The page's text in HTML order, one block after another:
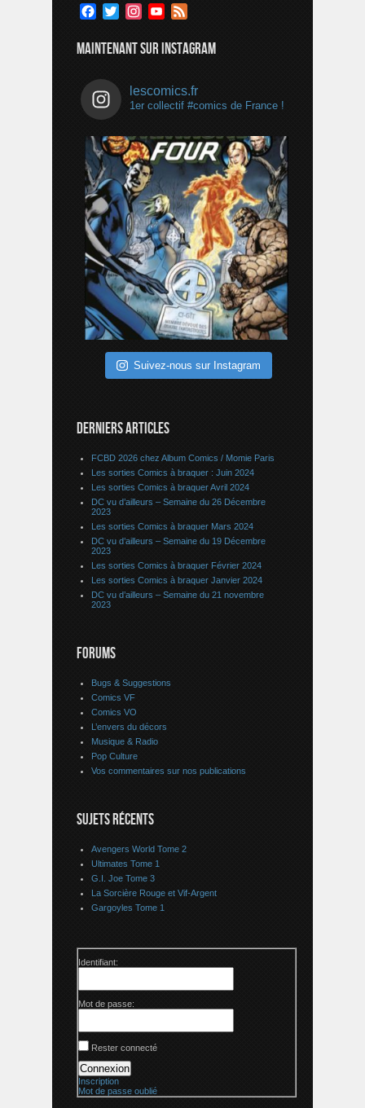
Facebook
TwitterInstagramYouTube
MAINTENANT SUR INSTAGRAM
lescomics.fr
1er collectif #comics de France !
Suivez-nous sur Instagram
DERNIERS ARTICLES
FCBD 2026 chez Album Comics / Momie Paris
Les sorties Comics à braquer : Juin 2024
Les sorties Comics à braquer Avril 2024
DC vu d’ailleurs – Semaine du 26 Décembre
2023
Les sorties Comics à braquer Mars 2024
DC vu d’ailleurs – Semaine du 19 Décembre
2023
Les sorties Comics à braquer Février 2024
Les sorties Comics à braquer Janvier 2024
DC vu d’ailleurs – Semaine du 21 novembre
2023
FORUMS
Bugs & Suggestions
Comics VF
Comics VO
L’envers du décors
Musique & Radio
Pop Culture
Vos commentaires sur nos publications
SUJETS RÉCENTS
Avengers World Tome 2
Ultimates Tome 1
G.I. Joe Tome 3
La Sorcière Rouge et Vif-Argent
Gargoyles Tome 1
Identifiant:
Mot de passe:
Rester connecté
Connexion
Inscription
Mot de passe oublié